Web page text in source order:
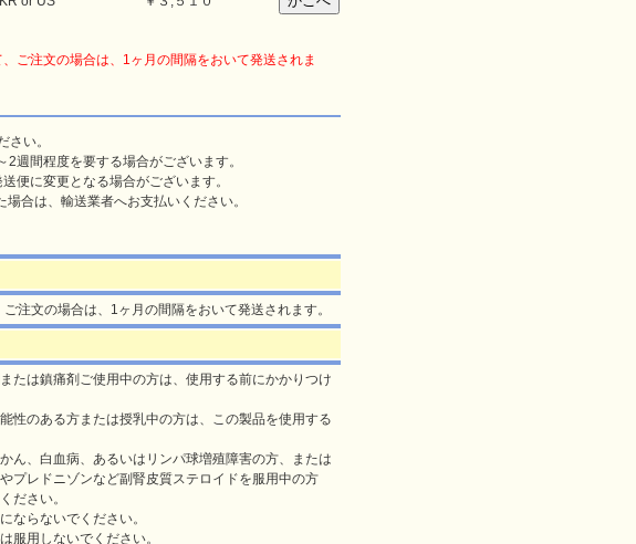
ご注文の場合は、1ヶ月の間隔をおいて発送されま
さい。
週間程度を要する場合がございます。
便に変更となる場合がございます。
場合は、輸送業者へお支払いください。
注文の場合は、1ヶ月の間隔をおいて発送されます。
たは鎮痛剤ご使用中の方は、使用する前にかかりつけ
性のある方または授乳中の方は、この製品を使用する
ん、白血病、あるいはリンパ球増殖障害の方、または
プレドニゾンなど副腎皮質ステロイドを服用中の方
ださい。
ならないでください。
服用しないでください。